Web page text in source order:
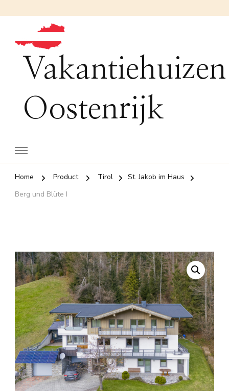
Vakantiehuizen
Oostenrijk
Home Product Tirol
St. Jakob im Haus
Berg und Blüte I